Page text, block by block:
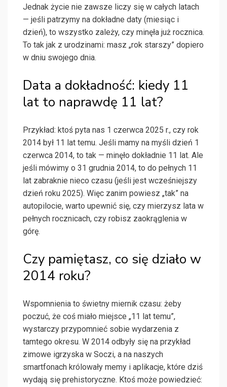
Jednak życie nie zawsze liczy się w całych latach
— jeśli patrzymy na dokładne daty (miesiąc i
dzień), to wszystko zależy, czy minęła już rocznica.
To tak jak z urodzinami: masz „rok starszy” dopiero
w dniu swojego dnia.
Data a dokładność: kiedy 11
lat to naprawdę 11 lat?
Przykład: ktoś pyta nas 1 czerwca 2025 r., czy rok
2014 był 11 lat temu. Jeśli mamy na myśli dzień 1
czerwca 2014, to tak — minęło dokładnie 11 lat. Ale
jeśli mówimy o 31 grudnia 2014, to do pełnych 11
lat zabraknie nieco czasu (jeśli jest wcześniejszy
dzień roku 2025). Więc zanim powiesz „tak” na
autopilocie, warto upewnić się, czy mierzysz lata w
pełnych rocznicach, czy robisz zaokrąglenia w
górę.
Czy pamiętasz, co się działo w
2014 roku?
Wspomnienia to świetny miernik czasu: żeby
poczuć, że coś miało miejsce „11 lat temu”,
wystarczy przypomnieć sobie wydarzenia z
tamtego okresu. W 2014 odbyły się na przykład
zimowe igrzyska w Soczi, a na naszych
smartfonach królowały memy i aplikacje, które dziś
wydają się prehistoryczne. Ktoś może powiedzieć: